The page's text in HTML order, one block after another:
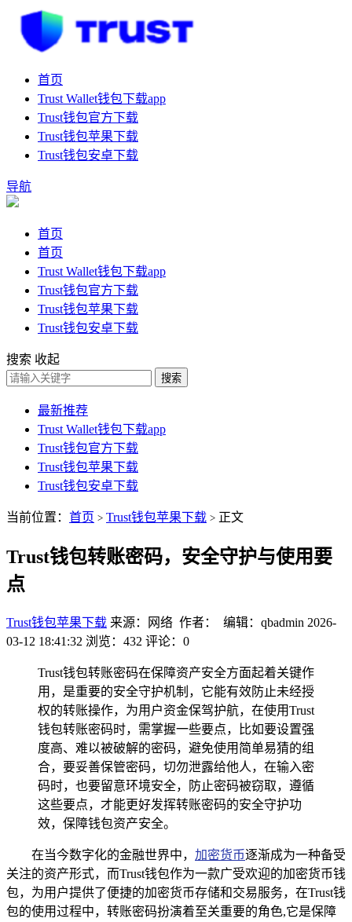
首页
Trust Wallet钱包下载app
Trust钱包官方下载
Trust钱包苹果下载
Trust钱包安卓下载
导航
首页
首页
Trust Wallet钱包下载app
Trust钱包官方下载
Trust钱包苹果下载
Trust钱包安卓下载
搜索 收起
搜索
最新推荐
Trust Wallet钱包下载app
Trust钱包官方下载
Trust钱包苹果下载
Trust钱包安卓下载
当前位置： 首页 > Trust钱包苹果下载 > 正文
Trust钱包转账密码，安全守护与使用要
点
Trust钱包苹果下载 来源：网络 作者： 编辑：qbadmin 2026-
03-12 18:41:32 浏览：432 评论：0
Trust钱包转账密码在保障资产安全方面起着关键作
用，是重要的安全守护机制，它能有效防止未经授
权的转账操作，为用户资金保驾护航，在使用Trust
钱包转账密码时，需掌握一些要点，比如要设置强
度高、难以被破解的密码，避免使用简单易猜的组
合，要妥善保管密码，切勿泄露给他人，在输入密
码时，也要留意环境安全，防止密码被窃取，遵循
这些要点，才能更好发挥转账密码的安全守护功
效，保障钱包资产安全。
在当今数字化的金融世界中， 加密货币逐渐成为一种备受
关注的资产形式，而Trust钱包作为一款广受欢迎的加密货币钱
包，为用户提供了便捷的加密货币存储和交易服务，在Trust钱
包的使用过程中，转账密码扮演着至关重要的角色,它是保障